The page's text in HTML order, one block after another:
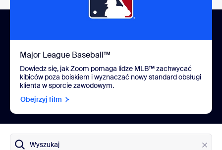
Major League Baseball™
Dowiedz się, jak Zoom pomaga lidze MLB™ zachwycać
kibiców poza boiskiem i wyznaczać nowy standard obsługi
klienta w sporcie zawodowym.
Obejrzyj film
Wyszukaj
Produkty